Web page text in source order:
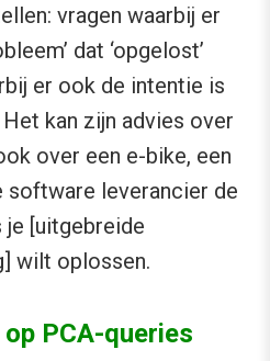
vragen waarbij er
dat ‘opgelost’
er ook de intentie is
kan zijn advies over
over een e-bike, een
leverancier de
[uitgebreide
wilt oplossen.
PCA-queries